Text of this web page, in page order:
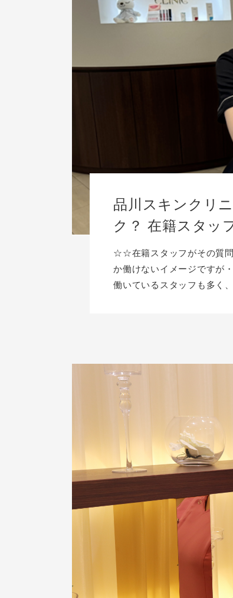
品川スキンクリ
ク？ 在籍スタッ
☆☆在籍スタッフがその質
か働けないイメージですが
働いているスタッフも多く